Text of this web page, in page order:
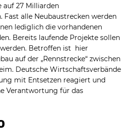
auf 27 Milliarden
Fast alle Neubaustrecken werden
lediglich die vorhandenen
Bereits laufende Projekte sollen
Betroffen ist hier
auf der „Rennstrecke“ zwischen
Deutsche Wirtschaftsverbände
mit Entsetzen reagiert und
Verantwortung für das